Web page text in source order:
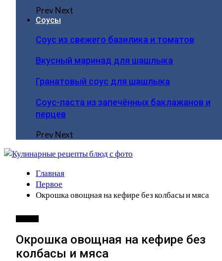
PrevNext
Соусы
Соус из свежего базилика и томатов
Вкусный маринад для шашлыка
Гранатовый соус для шашлыка
Соус-паста из запечённых баклажанов и
перцев
PrevNext
Главная
Первое
Окрошка овощная на кефире без колбасы и мяса
Окрошка овощная на кефире без
колбасы и мяса